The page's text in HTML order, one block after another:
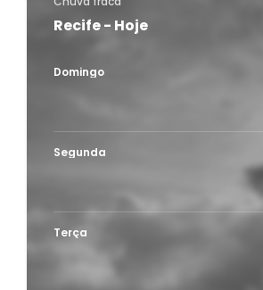
Recife - Hoje
Domingo
Segunda
Terça